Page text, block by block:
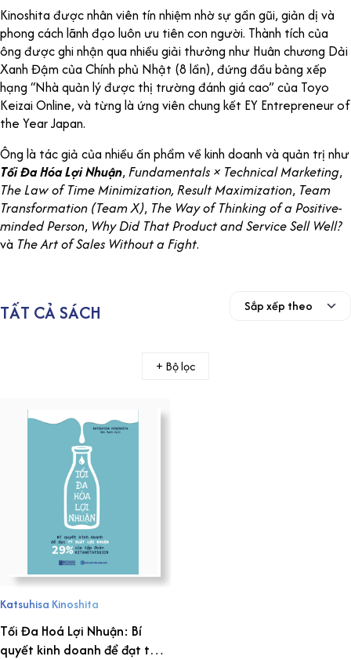
Kinoshita được nhân viên tín nhiệm nhờ sự gần gũi, giản dị và
phong cách lãnh đạo luôn ưu tiên con người. Thành tích của
ông được ghi nhận qua nhiều giải thưởng như Huân chương Dải
Xanh Đậm của Chính phủ Nhật (8 lần), đứng đầu bảng xếp
hạng “Nhà quản lý được thị trường đánh giá cao” của Toyo
Keizai Online, và từng là ứng viên chung kết EY Entrepreneur of
the Year Japan.
Ông là tác giả của nhiều ấn phẩm về kinh doanh và quản trị như
Tối Đa Hóa Lợi Nhuận, Fundamentals × Technical Marketing,
The Law of Time Minimization, Result Maximization, Team
Transformation (Team X), The Way of Thinking of a Positive-
minded Person, Why Did That Product and Service Sell Well?
và The Art of Sales Without a Fight.
TẤT CẢ SÁCH
+ Bộ lọc
Katsuhisa Kinoshita
Tối Đa Hoá Lợi Nhuận: Bí
quyết kinh doanh để đạt tỷ